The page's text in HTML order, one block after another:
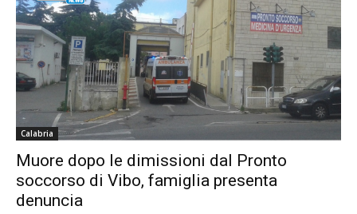
Calabria
Muore dopo le dimissioni dal Pronto
soccorso di Vibo, famiglia presenta
denuncia